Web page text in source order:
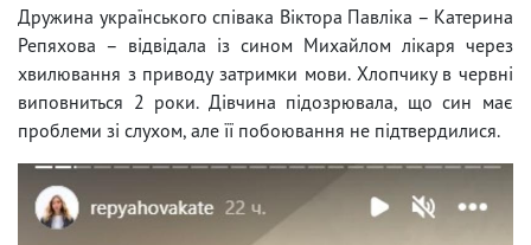
Дружина українського співака Віктора Павліка – Катерина
Репяхова – відвідала із сином Михайлом лікаря через
хвилювання з приводу затримки мови. Хлопчику в червні
виповниться 2 роки. Дівчина підозрювала, що син має
проблеми зі слухом, але її побоювання не підтвердилися.